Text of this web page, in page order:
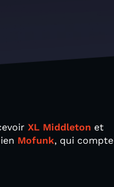
XL Middleton et
Mofunk, qui compte